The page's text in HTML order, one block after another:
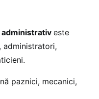
administrativ este
administratori,
paznici, mecanici,